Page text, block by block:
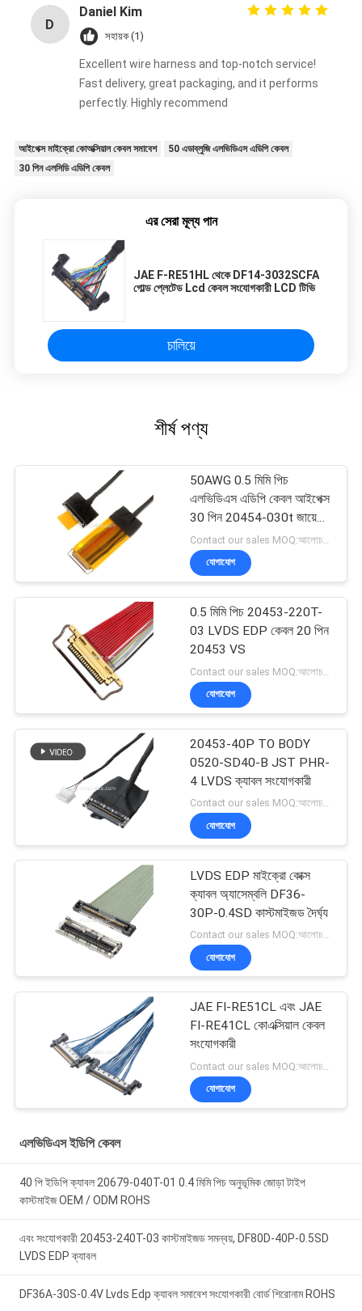
D
Daniel Kim
সহায়ক (1)
Excellent wire harness and top-notch service!
Fast delivery, great packaging, and it performs
perfectly. Highly recommend
আইপেক্স মাইক্রো কোঅক্সিয়াল কেবল সমাবেশ
50 এডাব্লুজি এলভিডিএস এডিপি কেবল
30 পিন এলসিডি এডিপি কেবল
এর সেরা মূল্য পান
JAE F-RE51HL থেকে DF14-3032SCFA
গোল্ড প্লেটেড Lcd কেবল সংযোগকারী LCD টিভি
চালিয়ে
শীর্ষ পণ্য
50AWG 0.5 মিমি পিচ
এলভিডিএস এডিপি কেবল আইপেক্স
30 পিন 20454-030t জায়ে
ফাই-ডি 44c2-ই
যোগাযোগ
0.5 মিমি পিচ 20453-220T-
03 LVDS EDP কেবল 20 পিন
20453 VS
যোগাযোগ
20453-40P TO BODY
0520-SD40-B JST PHR-
4 LVDS ক্যাবল সংযোগকারী
Contact our sales MOQ:আলোচনাযোগ্য
যোগাযোগ
LVDS EDP মাইক্রো কোক্স
ক্যাবল অ্যাসেম্বলি DF36-
30P-0.4SD কাস্টমাইজড দৈর্ঘ্য
Contact our sales MOQ:আলোচনাযোগ্য
যোগাযোগ
JAE FI-RE51CL এবং JAE
FI-RE41CL কোএক্সিয়াল কেবল
সংযোগকারী
Contact our sales MOQ:আলোচনাযোগ্য
যোগাযোগ
এলভিডিএস ইডিপি কেবল
40 পি ইডিপি ক্যাবল 20679-040T-01 0.4 মিমি পিচ অনুভূমিক জোড়া টাইপ
কাস্টমাইজ OEM / ODM ROHS
এবং সংযোগকারী 20453-240T-03 কাস্টমাইজড সমন্বয়, DF80D-40P-0.5SD
LVDS EDP ক্যাবল
DF36A-30S-0.4V Lvds Edp ক্যাবল সমাবেশ সংযোগকারী বোর্ড শিরোনাম ROHS